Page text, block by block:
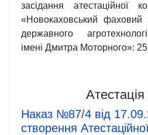
засідання атестаційної
«Новокаховський фаховий
державного
імені Дмитра Моторного»:
Наказ №87/4 від
створення